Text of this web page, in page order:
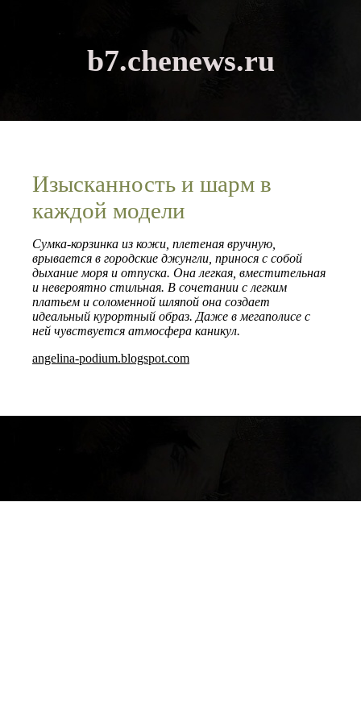
b7.chenews.ru
Изысканность и шарм в
каждой модели
Сумка-корзинка из кожи, плетеная вручную,
врывается в городские джунгли, принося с собой
дыхание моря и отпуска. Она легкая, вместительная
и невероятно стильная. В сочетании с легким
платьем и соломенной шляпой она создает
идеальный курортный образ. Даже в мегаполисе с
ней чувствуется атмосфера каникул.
angelina-podium.blogspot.com